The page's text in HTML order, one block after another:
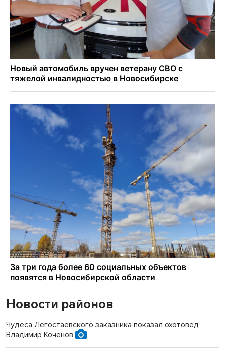
Новости районов
Чудеса Легостаевского заказника показал охотовед
Владимир Коченов